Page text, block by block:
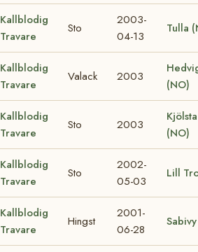
Kallblodig
Travare
Sto
2003-
04-13
Tulla
Kallblodig
Travare
Valack 2003
(NO)
Kallblodig
Travare
Sto 2003
(NO)
Kallblodig
Travare
Sto
2002-
05-03
Lill
Kallblodig
Travare
Hingst
2001-
06-28
Sabivy